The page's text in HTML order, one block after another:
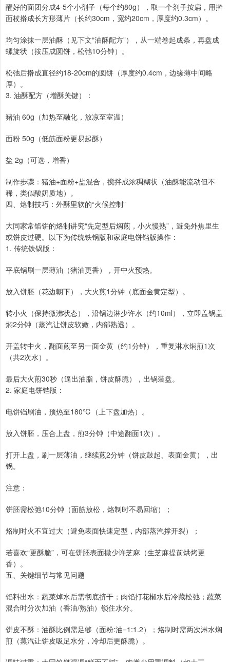
醒好的面团分成4-5个小剂子（每个约80g），取一个剂子按扁，用擀
面杖擀成长方形薄片（长约30cm，宽约20cm，厚度约0.3cm）。
均匀涂抹一层油酥（见下文“油酥配方”），从一端卷起成条，再盘成
螺旋状（按压成圆饼，松弛10分钟）。
松弛后擀成直径约18-20cm的圆饼（厚度约0.4cm，边缘薄中间略
厚）。
3. 油酥配方（增酥关键）：
猪油 60g（加热至融化，放凉至室温）
面粉 50g（低筋面粉更易起酥）
盐 2g（可选，增香）
制作步骤：猪油+面粉+盐混合，搅拌成浓稠糊状（油酥能流动但不
稀，类似酸奶质地）。
四、烙制技巧：外酥里软的“火候控制”
大同家常馅饼的烙制讲究“先定型后焖煎，小火慢熟”，避免外焦里生
或饼皮过硬。以下为传统铁锅版和家庭电饼铛版操作：
1. 传统铁锅版：
平底锅刷一层薄油（猪油更香），开中火预热。
放入饼胚（花边朝下），大火煎1分钟（底面金黄定型）。
转小火（保持微沸状态），沿锅边淋少许水（约10ml），立即盖锅盖
焖2分钟（蒸汽让饼皮软嫩，内部熟透）。
开盖转中火，翻面煎至另一面金黄（约1分钟），重复淋水焖煎1次
（共2次水）。
最后大火煎30秒（逼出油脂，饼皮酥脆），出锅装盘。
2. 家庭电饼铛版：
电饼铛刷油，预热至180℃（上下盘加热）。
放入饼胚，压合上盘，煎3分钟（中途翻面1次）。
打开上盘，刷一层薄油，继续煎2分钟（饼皮鼓起、表面金黄），出
锅。
注意：
饼胚需松弛10分钟（面筋放松，烙制时不易回缩）；
烙制时火不宜过大（避免表面快速定型，内部蒸汽撑开裂）；
若喜欢“更酥脆”，可在饼胚表面撒少许芝麻（生芝麻提前烘烤更
香）。
五、关键细节与常见问题
馅料出水：蔬菜焯水后需彻底挤干；肉馅打花椒水后冷藏松弛；蔬菜
混合时分次加油（香油/熟油）锁住水分。
饼皮不酥：油酥比例需足够（面粉:油=1:1.2）；烙制时需两次淋水焖
煎（蒸汽让饼皮吸足水分，冷却后更酥脆）。